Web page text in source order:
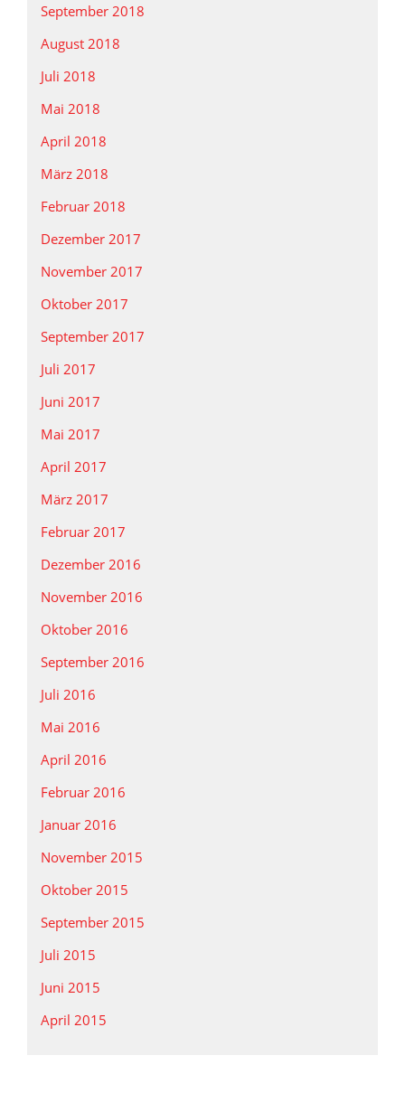
September 2018
August 2018
Juli 2018
Mai 2018
April 2018
März 2018
Februar 2018
Dezember 2017
November 2017
Oktober 2017
September 2017
Juli 2017
Juni 2017
Mai 2017
April 2017
März 2017
Februar 2017
Dezember 2016
November 2016
Oktober 2016
September 2016
Juli 2016
Mai 2016
April 2016
Februar 2016
Januar 2016
November 2015
Oktober 2015
September 2015
Juli 2015
Juni 2015
April 2015